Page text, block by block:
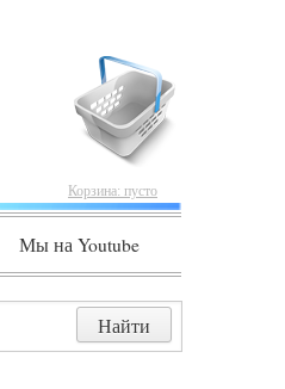
Корзина: пусто
Мы на Youtube